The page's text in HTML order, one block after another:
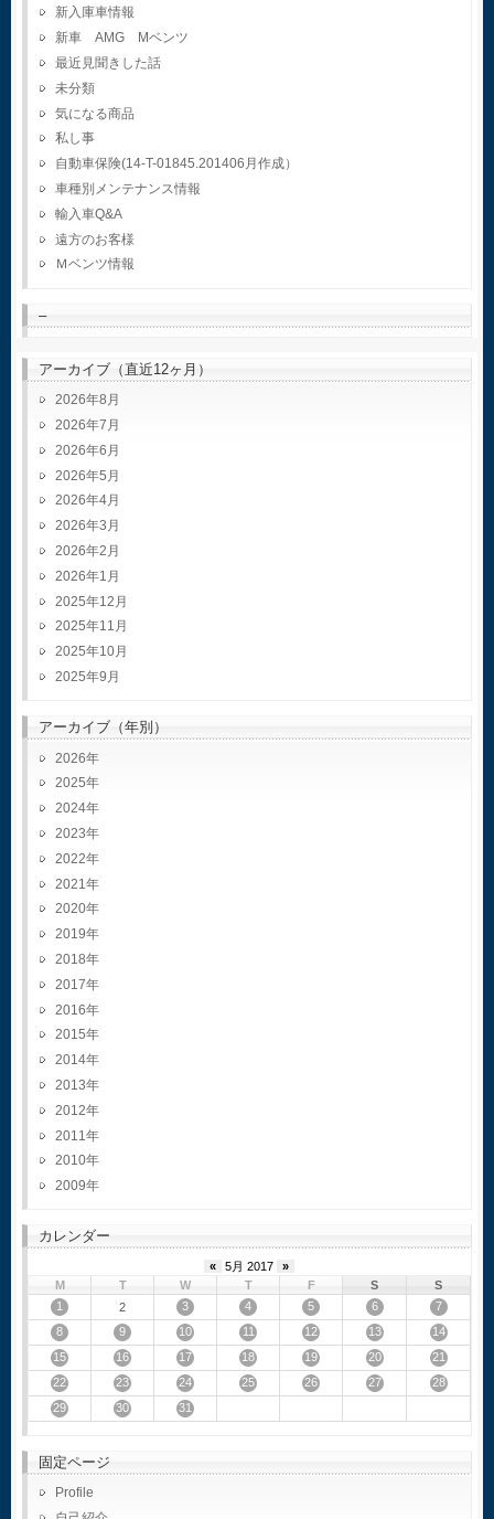
新入庫車情報
新車 AMG Mベンツ
最近見聞きした話
未分類
気になる商品
私し事
自動車保険(14-T-01845.201406月作成）
車種別メンテナンス情報
輸入車Q&A
遠方のお客様
Ｍベンツ情報
–
アーカイブ（直近12ヶ月）
2026年8月
2026年7月
2026年6月
2026年5月
2026年4月
2026年3月
2026年2月
2026年1月
2025年12月
2025年11月
2025年10月
2025年9月
アーカイブ（年別）
2026
2025
2024
2023
2022
2021
2020
2019
2018
2017
2016
2015
2014
2013
2012
2011
2010
2009
カレンダー
« 5月 2017
»
M
T W T F S
S
1
2 3 4 5 6
7
8
9 10 11 12 13
14
15
16 17 18 19 20
21
22
23 24 25 26 27
28
29
30 31
固定ページ
Profile